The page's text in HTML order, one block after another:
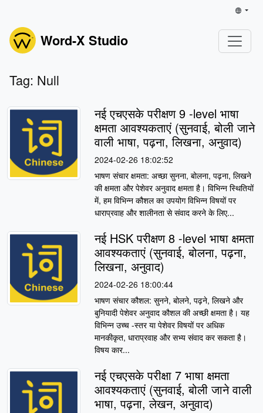
Word-X Studio
Tag: Null
नई एचएसके परीक्षण 9 -level भाषा
क्षमता आवश्यकताएं (सुनवाई, बोली जाने
वाली भाषा, पढ़ना, लिखना, अनुवाद)
2024-02-26 18:02:52
भाषण संचार क्षमता: अच्छा सुनना, बोलना, पढ़ना, लिखने
की क्षमता और पेशेवर अनुवाद क्षमता है। विभिन्न स्थितियों
में, हम विभिन्न कौशल का उपयोग विभिन्न विषयों पर
धाराप्रवाह और शालीनता से संवाद करने के लिए...
नई HSK परीक्षण 8 -level भाषा क्षमता
आवश्यकताएं (सुनवाई, बोलना, पढ़ना,
लिखना, अनुवाद)
2024-02-26 18:00:44
भाषण संचार कौशल: सुनने, बोलने, पढ़ने, लिखने और
बुनियादी पेशेवर अनुवाद कौशल की अच्छी क्षमता है। यह
विभिन्न उच्च -स्तर या पेशेवर विषयों पर अधिक
मानकीकृत, धाराप्रवाह और सभ्य संवाद कर सकता है।
विषय कार...
नई एचएसके परीक्षा 7 भाषा क्षमता
आवश्यकताएं (सुनवाई, बोली जाने वाली
भाषा, पढ़ना, लेखन, अनुवाद)